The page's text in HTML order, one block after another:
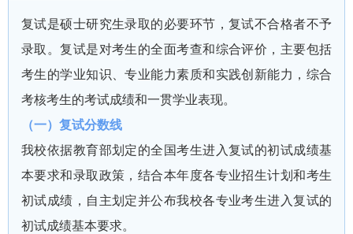
复试是硕士研究生录取的必要环节，复试不合格者不予
录取。复试是对考生的全面考查和综合评价，主要包括
考生的学业知识、专业能力素质和实践创新能力，综合
考核考生的考试成绩和一贯学业表现。
（一）复试分数线
我校依据教育部划定的全国考生进入复试的初试成绩基
本要求和录取政策，结合本年度各专业招生计划和考生
初试成绩，自主划定并公布我校各专业考生进入复试的
初试成绩基本要求。